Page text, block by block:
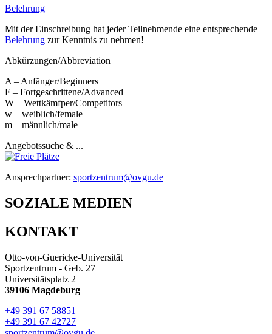
Belehrung
Mit der Einschreibung hat jeder Teilnehmende eine entsprechende
Belehrung zur Kenntnis zu nehmen!
Abkürzungen/Abbreviation
A – Anfänger/Beginners
F – Fortgeschrittene/Advanced
W – Wettkämfper/Competitors
w – weiblich/female
m – männlich/male
Angebotssuche & ...
Ansprechpartner: sportzentrum@ovgu.de
SOZIALE MEDIEN
KONTAKT
Otto-von-Guericke-Universität
Sportzentrum - Geb. 27
Universitätsplatz 2
39106 Magdeburg
+49 391 67 58851
+49 391 67 42727